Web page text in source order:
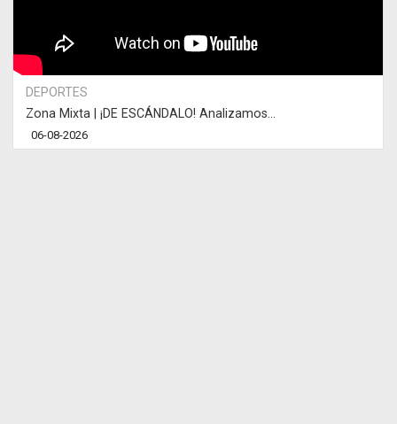
DEPORTES
Zona Mixta | ¡DE ESCÁNDALO! Analizamos...
06-08-2026